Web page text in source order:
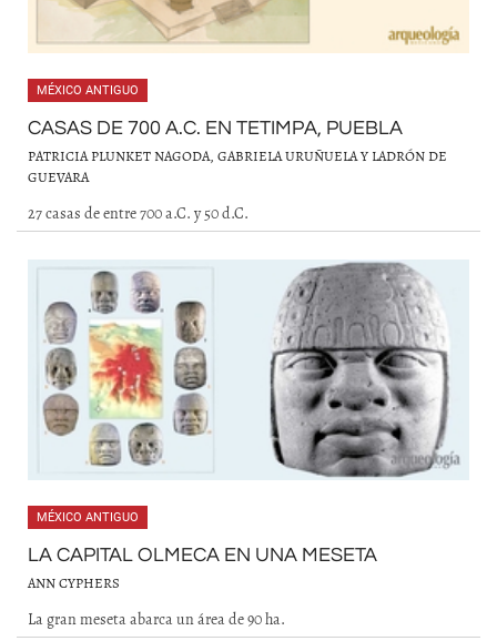
MÉXICO ANTIGUO
CASAS DE 700 A.C. EN TETIMPA, PUEBLA
PATRICIA PLUNKET NAGODA, GABRIELA URUÑUELA Y LADRÓN DE
GUEVARA
27 casas de entre 700 a.C. y 50 d.C.
MÉXICO ANTIGUO
LA CAPITAL OLMECA EN UNA MESETA
ANN CYPHERS
La gran meseta abarca un área de 90 ha.